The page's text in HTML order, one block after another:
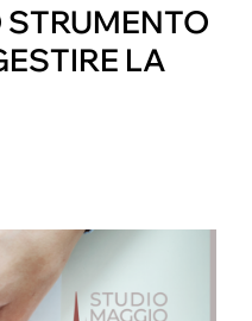
STRUMENTO
LA